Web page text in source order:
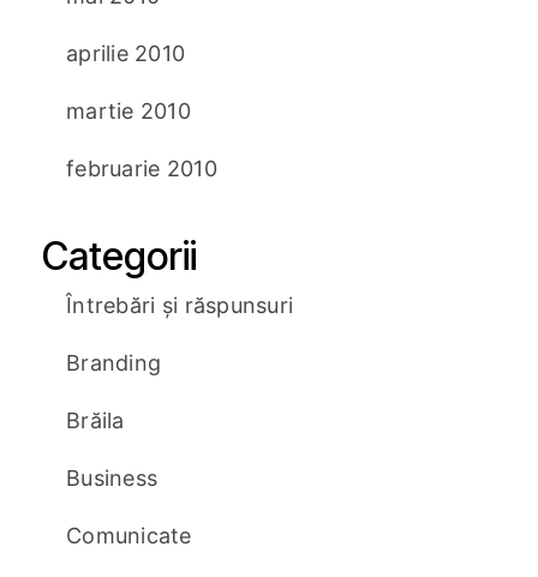
aprilie 2010
martie 2010
februarie 2010
Categorii
Întrebări și răspunsuri
Branding
Brăila
Business
Comunicate